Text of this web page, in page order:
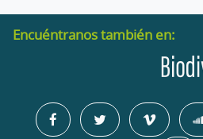
Encuéntranos también en: